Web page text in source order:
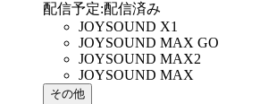
配信予定:配信済み
JOYSOUND X1
JOYSOUND MAX GO
JOYSOUND MAX2
JOYSOUND MAX
その他